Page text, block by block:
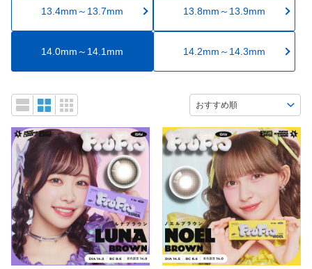
13.4mm～13.7mm 13.8mm～13.9mm
14.0mm～14.1mm 14.2mm～14.3mm